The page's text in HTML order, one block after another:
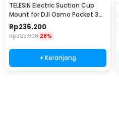
TELESIN Electric Suction Cup
Mount for DJI Osmo Pocket 3
Dual Ball - S3-SUS-07
Rp236.200
Rp323.900 28%
+ Keranjang